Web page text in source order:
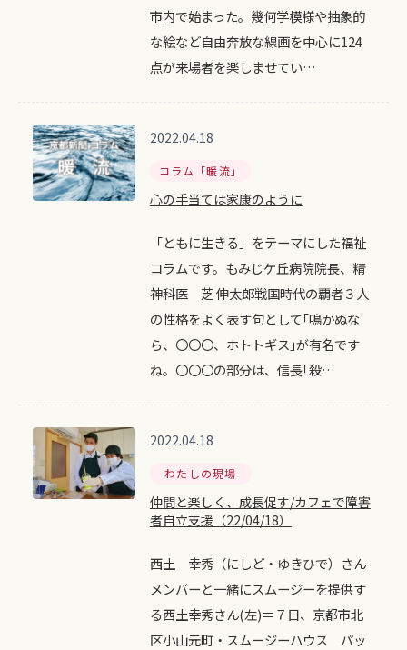
市内で始まった。幾何学模様や抽象的
な絵など自由奔放な線画を中心に124
点が来場者を楽しませてい…
2022.04.18
コラム「暖流」
心の手当ては家康のように
「ともに生きる」をテーマにした福祉
コラムです。もみじケ丘病院院長、精
神科医 芝 伸太郎戦国時代の覇者３人
の性格をよく表す句として｢鳴かぬな
ら、〇〇〇、ホトトギス｣が有名です
ね。〇〇〇の部分は、信長｢殺…
2022.04.18
わたしの現場
仲間と楽しく、成長促す/カフェで障害
者自立支援（22/04/18）
西土 幸秀（にしど・ゆきひで）さん
メンバーと一緒にスムージーを提供す
る西土幸秀さん(左)＝７日、京都市北
区小山元町・スムージーハウス パッ